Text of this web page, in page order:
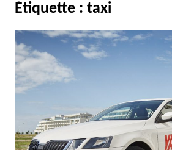
Étiquette : taxi